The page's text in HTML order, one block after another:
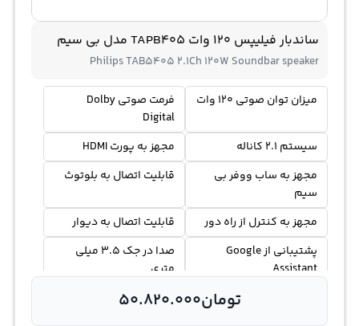
ساندبار فیلیپس 120 وات TAPB405 مدل بی سیم
Philips TAB5405 2.1Ch 120W Soundbar speaker
میزان توان صوتی 120 وات
فرمت صوتی Dolby
Digital
سیستم 2.1 کاناله
مجهز به پورت HDMI
مجهز به ساب ووفر بی
سیم
قابلیت اتصال به بلوتوث
مجهز به کنترل از راه دور
قابلیت اتصال به دیوار
پشتیبانی از Google
Assistant
صدا در جک 3.5 میلی
متری
تومان50.820.000